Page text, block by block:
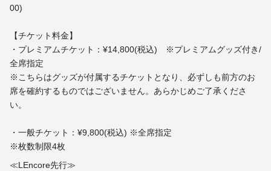
00)
【チケット料金】
・プレミアムチケット：¥14,800(税込) ※プレミアムグッズ付き/
全席指定
※こちらはグッズが付属するチケットとなり、必ずしも前方のお
席を確約するものではございません。あらかじめご了承くださ
い。
・一般チケット：¥9,800(税込) ※全席指定
※枚数制限4枚
≪LEncore先行≫